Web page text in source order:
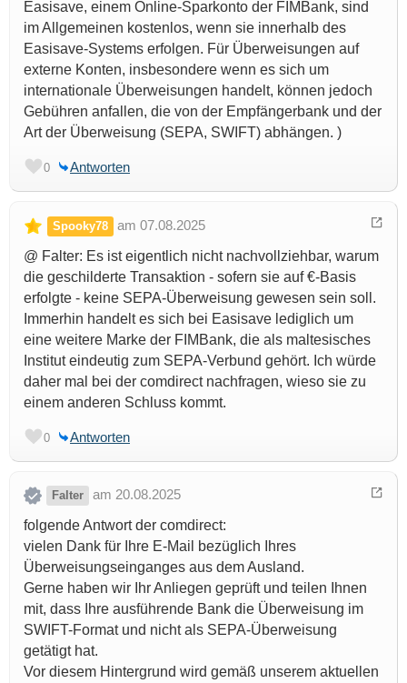
Easisave, einem Online-Sparkonto der FIMBank, sind
im Allgemeinen kostenlos, wenn sie innerhalb des
Easisave-Systems erfolgen. Für Überweisungen auf
externe Konten, insbesondere wenn es sich um
internationale Überweisungen handelt, können jedoch
Gebühren anfallen, die von der Empfängerbank und der
Art der Überweisung (SEPA, SWIFT) abhängen. )
0 Antworten
Spooky78
am 07.08.2025
@ Falter: Es ist eigentlich nicht nachvollziehbar, warum
die geschilderte Transaktion - sofern sie auf €-Basis
erfolgte - keine SEPA-Überweisung gewesen sein soll.
Immerhin handelt es sich bei Easisave lediglich um
eine weitere Marke der FIMBank, die als maltesisches
Institut eindeutig zum SEPA-Verbund gehört. Ich würde
daher mal bei der comdirect nachfragen, wieso sie zu
einem anderen Schluss kommt.
0 Antworten
Falter
am 20.08.2025
folgende Antwort der comdirect:
vielen Dank für Ihre E-Mail bezüglich Ihres
Überweisungseinganges aus dem Ausland.
Gerne haben wir Ihr Anliegen geprüft und teilen Ihnen
mit, dass Ihre ausführende Bank die Überweisung im
SWIFT-Format und nicht als SEPA-Überweisung
getätigt hat.
Vor diesem Hintergrund wird gemäß unserem aktuellen